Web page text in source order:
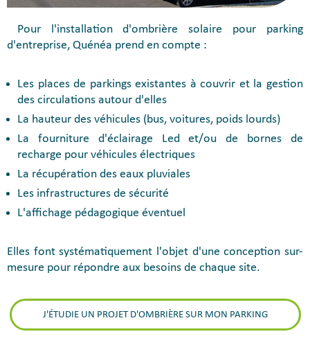
Pour l'installation d'ombrière solaire pour parking
d'entreprise, Quénéa prend en compte :
Les places de parkings existantes à couvrir et la gestion
des circulations autour d'elles
La hauteur des véhicules (bus, voitures, poids lourds)
La fourniture d'éclairage Led et/ou de bornes de
recharge pour véhicules électriques
La récupération des eaux pluviales
Les infrastructures de sécurité
L'affichage pédagogique éventuel
Elles font systématiquement l'objet d'une conception sur-
mesure pour répondre aux besoins de chaque site.
J'ÉTUDIE UN PROJET D'OMBRIÈRE SUR MON PARKING